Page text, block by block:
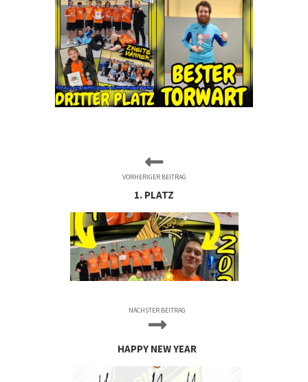
VORHERIGER BEITRAG
1. PLATZ
NÄCHSTER BEITRAG
HAPPY NEW YEAR